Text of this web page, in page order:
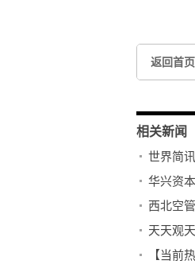
返回首页
相关新闻
世界简
华兴资
西北空
天天观
【当前